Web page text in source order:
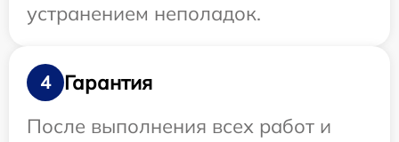
устранением неполадок.
4
Гарантия
После выполнения всех работ и